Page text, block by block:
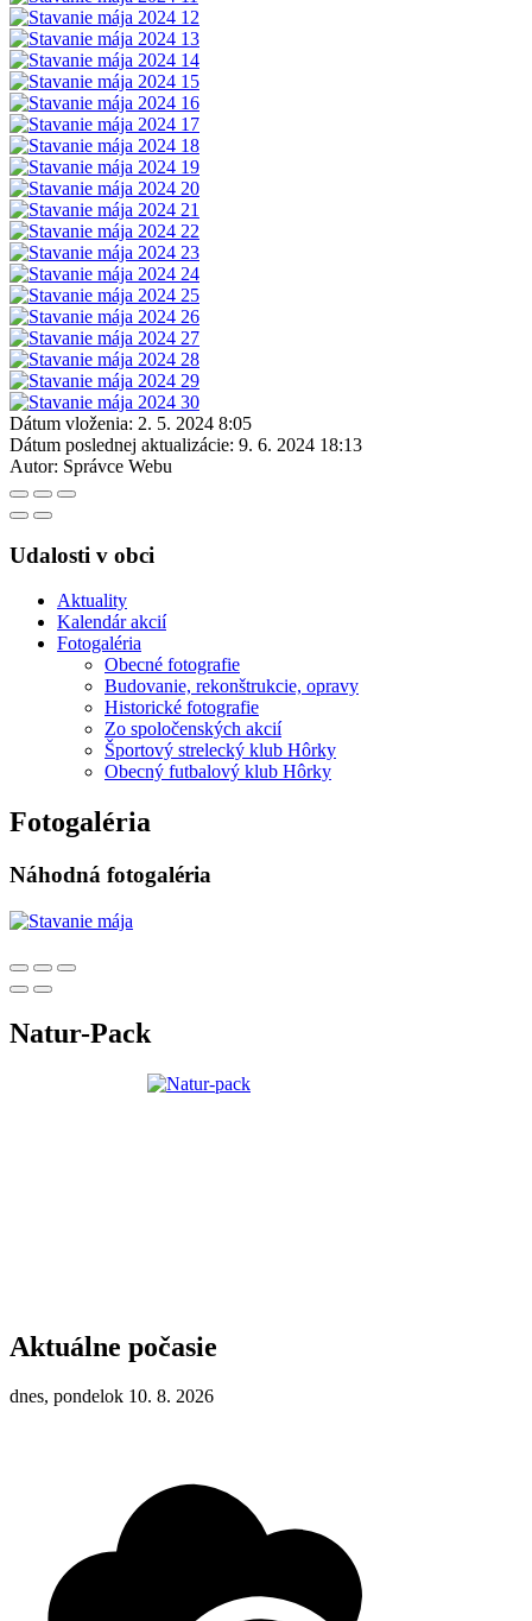
Dátum vloženia: 2. 5. 2024 8:05
Dátum poslednej aktualizácie: 9. 6. 2024 18:13
Autor: Správce Webu
Udalosti v obci
Aktuality
Kalendár akcií
Fotogaléria
Obecné fotografie
Budovanie, rekonštrukcie, opravy
Historické fotografie
Zo spoločenských akcií
Športový strelecký klub Hôrky
Obecný futbalový klub Hôrky
Fotogaléria
Náhodná fotogaléria
Natur-Pack
Aktuálne počasie
dnes, pondelok 10. 8. 2026